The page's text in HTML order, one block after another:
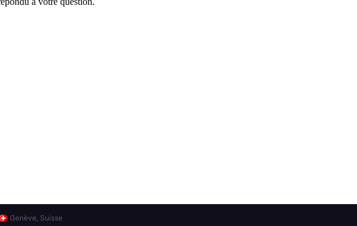
Genève, Suisse